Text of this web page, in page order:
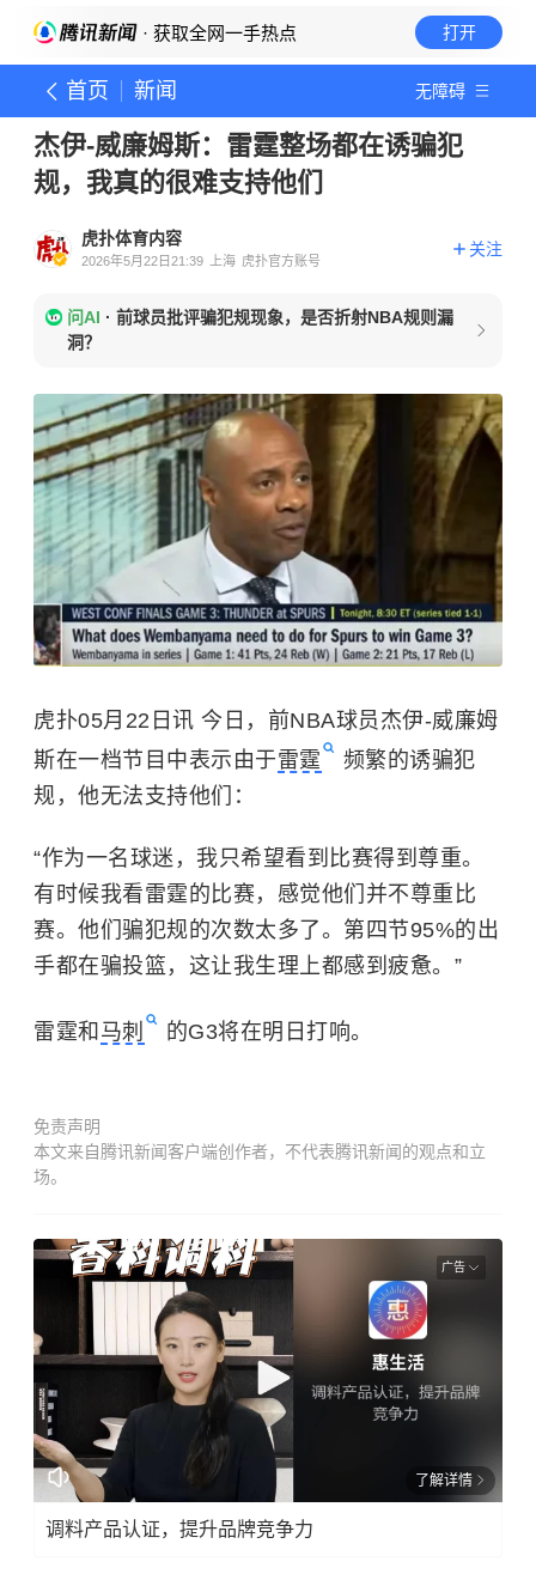
· 获取全网一手热点 打开
首页 新闻 无障碍
杰伊-威廉姆斯：雷霆整场都在诱骗犯
规，我真的很难支持他们
虎扑体育内容
2026年5月22日21:39 上海 虎扑官方账号
关注
问AI · 前球员批评骗犯规现象，是否折射NBA规则漏
洞？
虎扑05月22日讯 今日，前NBA球员杰伊-威廉姆
斯在一档节目中表示由于雷霆
频繁的诱骗犯
规，他无法支持他们：
“作为一名球迷，我只希望看到比赛得到尊重。
有时候我看雷霆的比赛，感觉他们并不尊重比
赛。他们骗犯规的次数太多了。第四节95%的出
手都在骗投篮，这让我生理上都感到疲惫。”
雷霆和 马刺 的G3将在明日打响。
免责声明
本文来自腾讯新闻客户端创作者，不代表腾讯新闻的观点和立
场。
广告
了解详情
调料产品认证，提升品牌竞争力